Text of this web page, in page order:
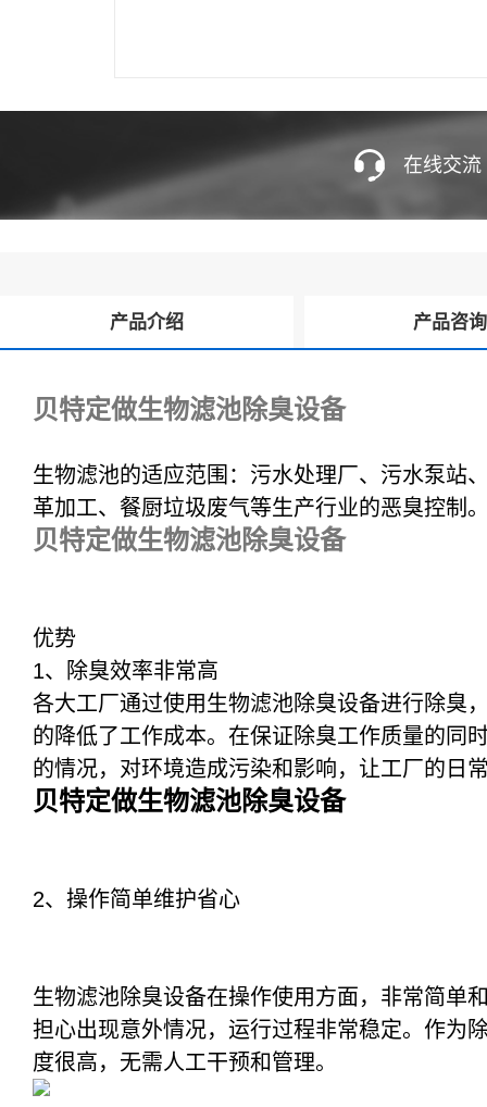
在线交流
产品介绍 产品咨询
贝特定做生物滤池除臭设备
生物滤池的适应范围：污水处理厂、污水泵站
革加工、餐厨垃圾废气等生产行业的恶臭控制
贝特定做生物滤池除臭设备
优势
1、除臭效率非常高
各大工厂通过使用生物滤池除臭设备进行除臭
的降低了工作成本。在保证除臭工作质量的同
的情况，对环境造成污染和影响，让工厂的日
贝特定做生物滤池除臭设备
2、操作简单维护省心
生物滤池除臭设备在操作使用方面，非常简单
担心出现意外情况，运行过程非常稳定。作为
度很高，无需人工干预和管理。